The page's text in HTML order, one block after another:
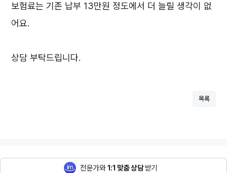
보험료는 기존 납부 13만원 정도에서 더 늘릴 생각이 없
어요.
상담 부탁드립니다.
목록
전문가와1:1 맞춤 상담받기